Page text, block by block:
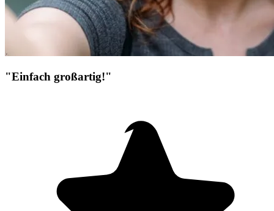
"Einfach großartig!"